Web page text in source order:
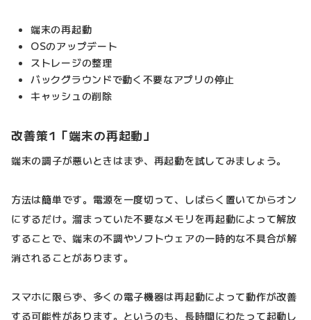
端末の再起動
OSのアップデート
ストレージの整理
バックグラウンドで動く不要なアプリの停止
キャッシュの削除
改善策1「端末の再起動」
端末の調子が悪いときはまず、再起動を試してみましょう。
方法は簡単です。電源を一度切って、しばらく置いてからオン
にするだけ。溜まっていた不要なメモリを再起動によって解放
することで、端末の不調やソフトウェアの一時的な不具合が解
消されることがあります。
スマホに限らず、多くの電子機器は再起動によって動作が改善
する可能性があります。というのも、長時間にわたって起動し